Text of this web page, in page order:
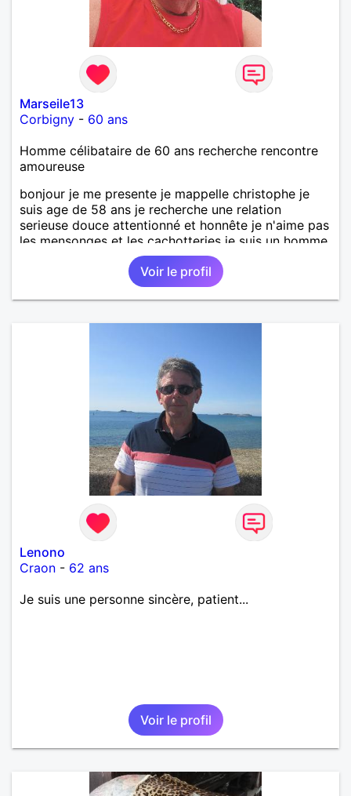
Marseile13
Corbigny - 60 ans
Homme célibataire de 60 ans recherche rencontre
amoureuse
bonjour je me presente je mappelle christophe je
suis age de 58 ans je recherche une relation
serieuse douce attentionné et honnête je n'aime pas
les mensonges et les cachotteries je suis un homme
sensible doux câlin et franc. PS je n'habite pas à
Marseille mes fans de l'équipe de l'OM je suis du
département de la Nièvre 58
Voir le profil
Lenono
Craon - 62 ans
Je suis une personne sincère, patient...
Voir le profil